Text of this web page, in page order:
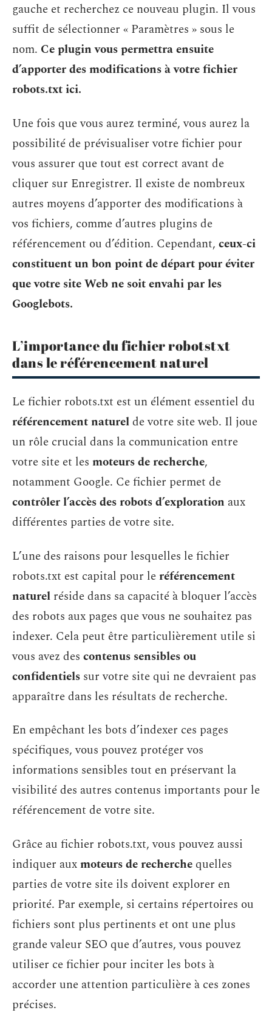
gauche et recherchez ce nouveau plugin. Il vous
suffit de sélectionner « Paramètres » sous le
nom. Ce plugin vous permettra ensuite
d’apporter des modifications à votre fichier
robots.txt ici.
Une fois que vous aurez terminé, vous aurez la
possibilité de prévisualiser votre fichier pour
vous assurer que tout est correct avant de
cliquer sur Enregistrer. Il existe de nombreux
autres moyens d’apporter des modifications à
vos fichiers, comme d’autres plugins de
référencement ou d’édition. Cependant, ceux-ci
constituent un bon point de départ pour éviter
que votre site Web ne soit envahi par les
Googlebots.
L’importance du fichier robotstxt
dans le référencement naturel
Le fichier robots.txt est un élément essentiel du
référencement naturelde votre site web. Il joue
un rôle crucial dans la communication entre
votre site et les moteurs de recherche,
notamment Google. Ce fichier permet de
contrôler l’accès des robots d’exploration aux
différentes parties de votre site.
L’une des raisons pour lesquelles le fichier
robots.txt est capital pour leréférencement
naturel réside dans sa capacité à bloquer l’accès
des robots aux pages que vous ne souhaitez pas
indexer. Cela peut être particulièrement utile si
vous avez des contenus sensibles ou
confidentiels sur votre site qui ne devraient pas
apparaître dans les résultats de recherche.
En empêchant les bots d’indexer ces pages
spécifiques, vous pouvez protéger vos
informations sensibles tout en préservant la
visibilité des autres contenus importants pour le
référencement de votre site.
Grâce au fichier robots.txt, vous pouvez aussi
indiquer auxmoteurs de recherche quelles
parties de votre site ils doivent explorer en
priorité. Par exemple, si certains répertoires ou
fichiers sont plus pertinents et ont une plus
grande valeur SEO que d’autres, vous pouvez
utiliser ce fichier pour inciter les bots à
accorder une attention particulière à ces zones
précises.